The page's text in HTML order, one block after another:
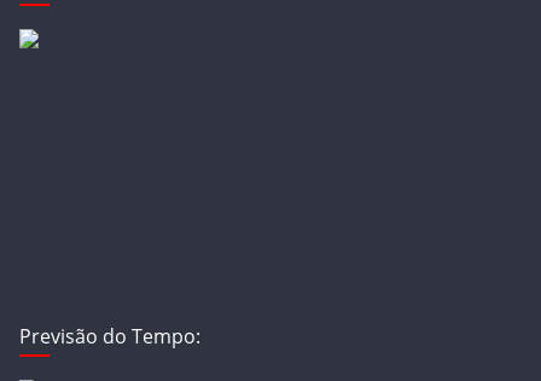
Previsão do Tempo: